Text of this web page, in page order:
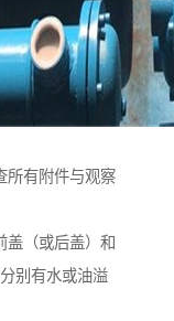
所有附件与观察
盖（或后盖）和
别有水或油溢